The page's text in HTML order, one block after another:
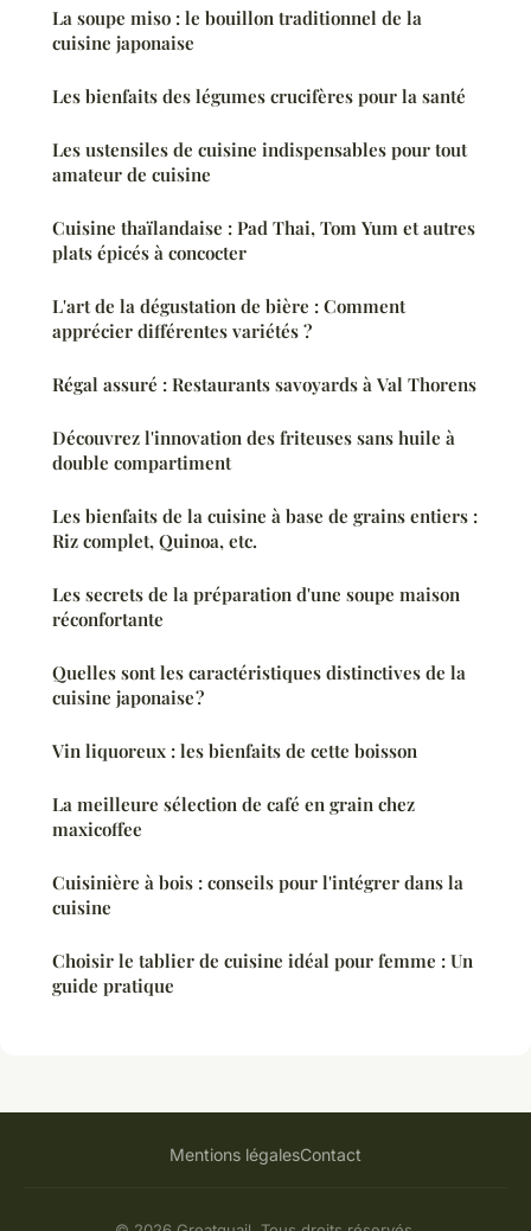
La soupe miso : le bouillon traditionnel de la
cuisine japonaise
Les bienfaits des légumes crucifères pour la santé
Les ustensiles de cuisine indispensables pour tout
amateur de cuisine
Cuisine thaïlandaise : Pad Thai, Tom Yum et autres
plats épicés à concocter
L'art de la dégustation de bière : Comment
apprécier différentes variétés ?
Régal assuré : Restaurants savoyards à Val Thorens
Découvrez l'innovation des friteuses sans huile à
double compartiment
Les bienfaits de la cuisine à base de grains entiers :
Riz complet, Quinoa, etc.
Les secrets de la préparation d'une soupe maison
réconfortante
Quelles sont les caractéristiques distinctives de la
cuisine japonaise ?
Vin liquoreux : les bienfaits de cette boisson
La meilleure sélection de café en grain chez
maxicoffee
Cuisinière à bois : conseils pour l'intégrer dans la
cuisine
Choisir le tablier de cuisine idéal pour femme : Un
guide pratique
Mentions légalesContact